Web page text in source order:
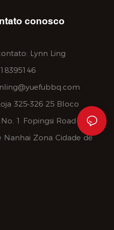
conosco
Lynn Ling
325-326 25 Bloco
1 Fopingsi Road
Nanhai Zona Cidade de